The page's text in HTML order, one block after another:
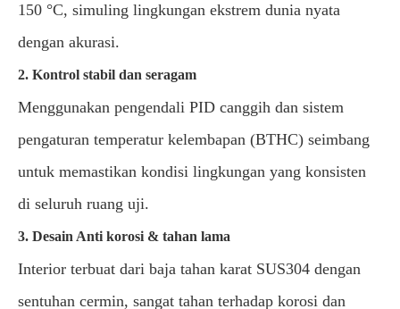
150 °C, simuling lingkungan ekstrem dunia nyata
dengan akurasi.
2. Kontrol stabil dan seragam
Menggunakan pengendali PID canggih dan sistem
pengaturan temperatur kelembapan (BTHC) seimbang
untuk memastikan kondisi lingkungan yang konsisten
di seluruh ruang uji.
3. Desain Anti korosi & tahan lama
Interior terbuat dari baja tahan karat SUS304 dengan
sentuhan cermin, sangat tahan terhadap korosi dan